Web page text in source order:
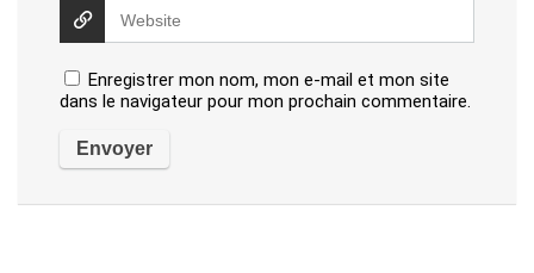
Enregistrer mon nom, mon e-mail et mon site
dans le navigateur pour mon prochain commentaire.